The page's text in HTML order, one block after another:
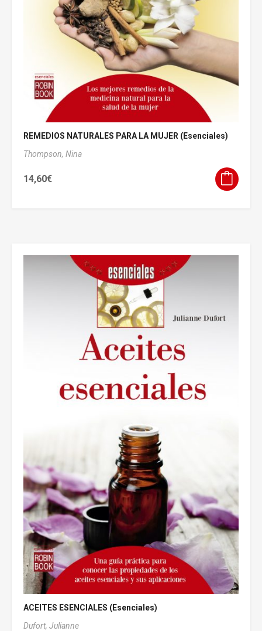
REMEDIOS NATURALES PARA LA MUJER (Esenciales)
Thompson, Nina
14,60€
ACEITES ESENCIALES (Esenciales)
Dufort, Julianne